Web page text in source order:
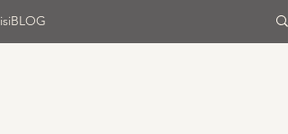
isiBLOG